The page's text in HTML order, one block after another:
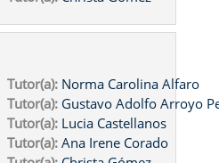
Tutor(a): Norma Carolina Alfaro
Tutor(a): Gustavo Adolfo Arroyo
Tutor(a): Lucia Castellanos
Tutor(a): Ana Irene Corado